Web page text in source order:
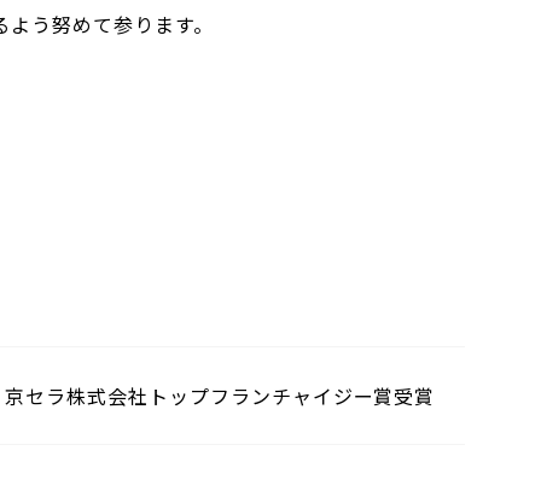
う努めて参ります。
京セラ株式会社トップフランチャイジー賞受賞